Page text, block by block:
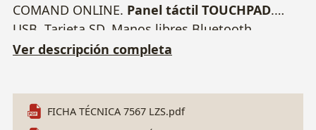
COMAND ONLINE. Panel táctil TOUCHPAD.
USB. Tarjeta SD. Manos libres Bluetooth.
Parktronic delantero y trasero, con cámara
(programas de conducción). Paquete
iluminación interior. Climatizador Bizona.
Ver descripción completa
FICHA TÉCNICA 7567 LZS.pdf